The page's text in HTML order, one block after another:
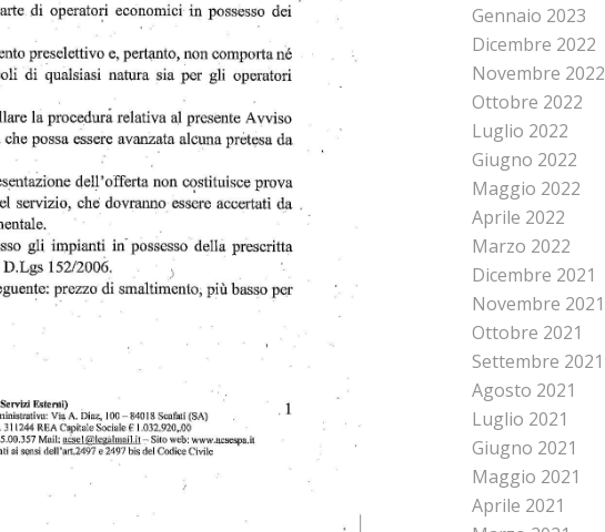
Gennaio 2023
Dicembre 2022
Novembre 2022
Ottobre 2022
Luglio 2022
Giugno 2022
Maggio 2022
Aprile 2022
Marzo 2022
Dicembre 2021
Novembre 2021
Ottobre 2021
Settembre 2021
Agosto 2021
Luglio 2021
Giugno 2021
Maggio 2021
Aprile 2021